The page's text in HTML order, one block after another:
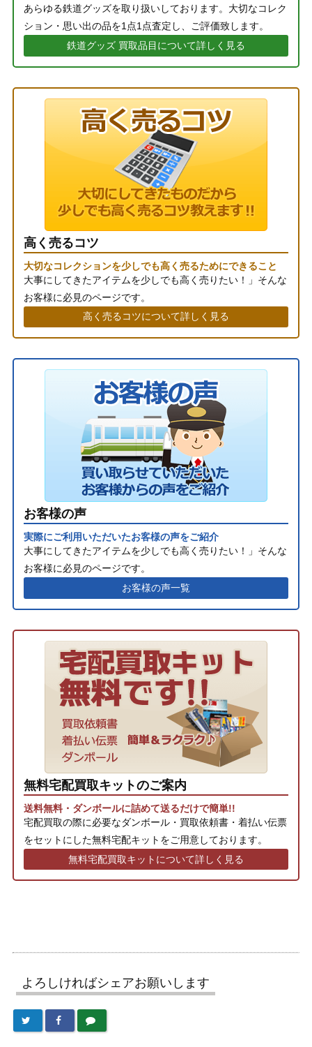
あらゆる鉄道グッズを取り扱いしております。大切なコレク
ション・思い出の品を1点1点査定し、ご評価致します。
鉄道グッズ 買取品目について詳しく見る
高く売るコツ
大切なコレクションを少しでも高く売るためにできること
大事にしてきたアイテムを少しでも高く売りたい！」そんな
お客様に必見のページです。
高く売るコツについて詳しく見る
お客様の声
実際にご利用いただいたお客様の声をご紹介
大事にしてきたアイテムを少しでも高く売りたい！」そんな
お客様に必見のページです。
お客様の声一覧
無料宅配買取キットのご案内
送料無料・ダンボールに詰めて送るだけで簡単!!
宅配買取の際に必要なダンボール・買取依頼書・着払い伝票
をセットにした無料宅配キットをご用意しております。
無料宅配買取キットについて詳しく見る
よろしければシェアお願いします